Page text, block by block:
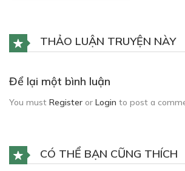
THẢO LUẬN TRUYỆN NÀY
Để lại một bình luận
You must Register or Login to post a
CÓ THỂ BẠN CŨNG THÍCH